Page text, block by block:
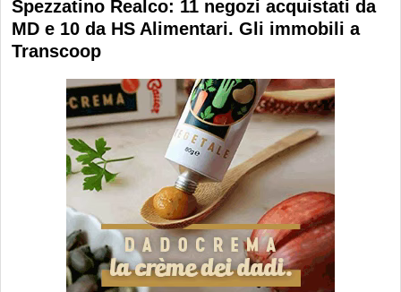
Spezzatino Realco: 11 negozi acquistati da
MD e 10 da HS Alimentari. Gli immobili a
Transcoop